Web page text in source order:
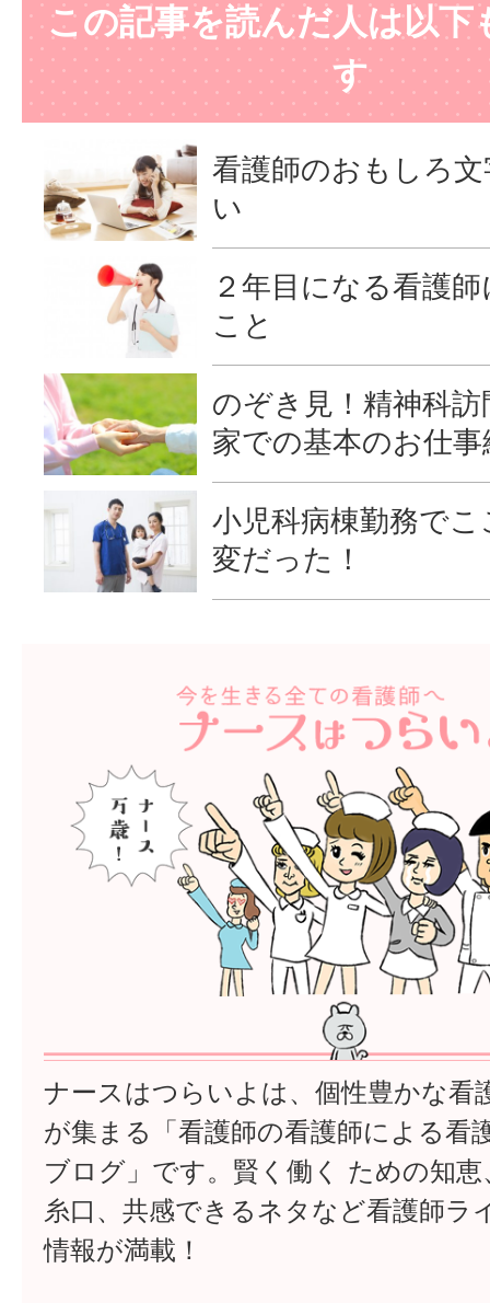
この記事を読んだ人は以下
す
看護師のおもしろ
い
２年目になる看護
こと
のぞき見！精神科
家での基本のお仕事
小児科病棟勤務でこ
変だった！
ナースはつらいよは、個性豊かな看
が集まる「看護師の看護師による看
ブログ」です。賢く働く ための知
糸口、共感できるネタなど看護師ラ
情報が満載！